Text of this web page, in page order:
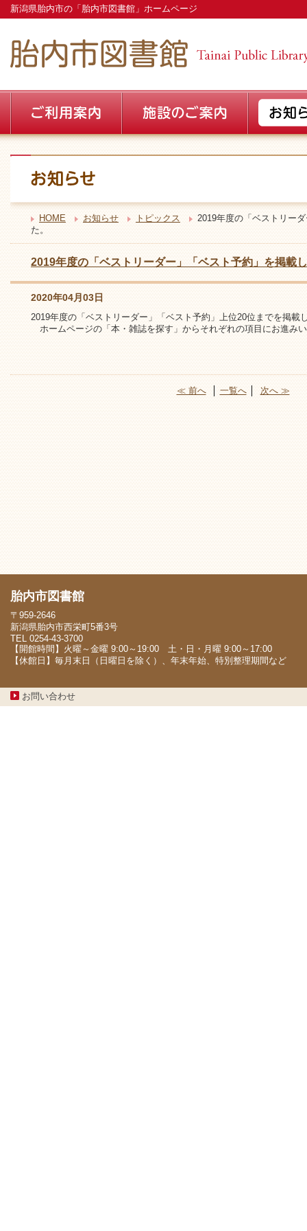
新潟県胎内市の「胎内市図書館」ホームページ
HOME お知らせ トピックス
2019年度の「ベストリー
た。
2019年度の「ベストリーダー」「ベスト予約」を掲載
2020年04月03日
2019年度の「ベストリーダー」「ベスト予約」上位20位までを掲載
ホームページの「本・雑誌を探す」からそれぞれの項目にお進み
≪ 前へ│ 一覧へ│ 次へ ≫
胎内市図書館
〒959-2646
新潟県胎内市西栄町5番3号
TEL 0254-43-3700
【開館時間】火曜～金曜 9:00～19:00 土・日・月曜 9:00～17:00
【休館日】毎月末日（日曜日を除く）、年末年始、特別整理期間など
お問い合わせ